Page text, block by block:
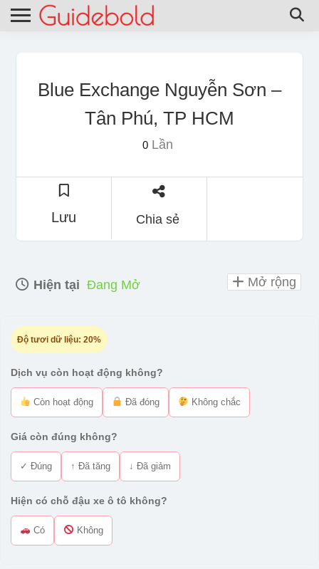
Blue Exchange Nguyễn Sơn –
Tân Phú, TP HCM
0Lần
Lưu Chia sẻ
Hiện tại Đang Mở
Độ tươi dữ liệu: 20%
Dịch vụ còn hoạt động không?
Còn hoạt động Đã đóng Không chắc
Giá còn đúng không?
✓ Đúng ↑ Đã tăng ↓ Đã giảm
Hiện có chỗ đậu xe ô tô không?
Có Không
Mở rộng